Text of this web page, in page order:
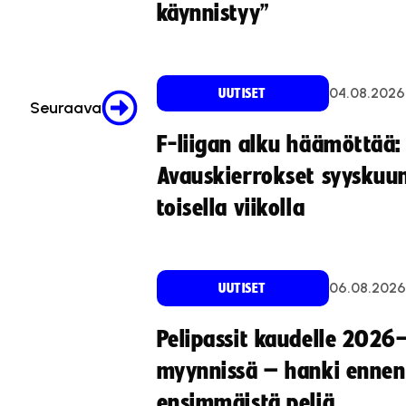
Seuraava
käynnistyy”
UUTISET 04.08.2026
F-liigan alku häämöttää:
Avauskierrokset
toisella viikolla
UUTISET 06.08.2026
Pelipassit kaudelle
myynnissä – hanki ennen